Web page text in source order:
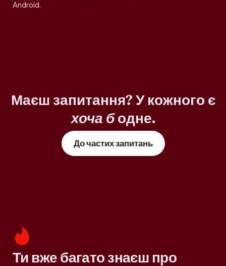
Android.
Маєш запитання? У кожного є
хоча бодне.
До частих запитань
Ти вже багато знаєш про